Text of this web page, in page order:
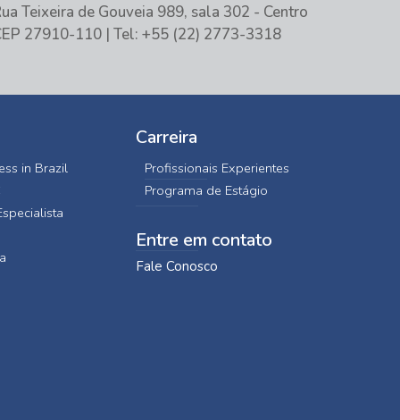
Teixeira de Gouveia 989, sala 302 - Centro
27910-110 | Tel: +55 (22) 2773-3318
in Brazil
Carreira
Profissionais Experientes
Programa de Estágio
Entre em contato
Fale Conosco